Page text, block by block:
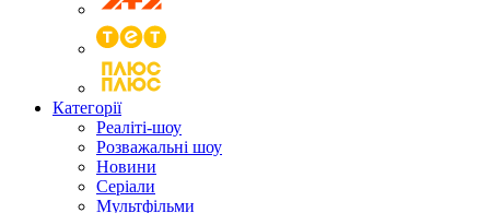
Категорії
Реаліті-шоу
Розважальні шоу
Новини
Серіали
Мультфільми